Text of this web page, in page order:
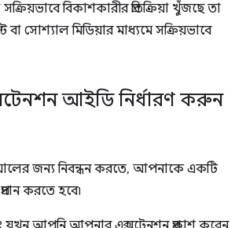
বিকাশকারীর প্রতিক্রিয়া খুঁজছে তা
বা সোশ্যাল মিডিয়ার মাধ্যমে সক্রিয়ভাবে
আইডি নির্ধারণ করুন
জন্য নিবন্ধন করতে, আপনাকে একটি
করতে হবে৷